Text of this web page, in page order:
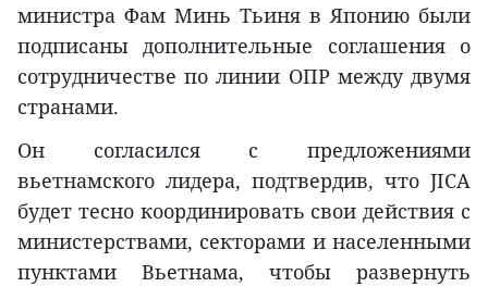
министра Фам Минь Тьиня в Японию были
подписаны дополнительные соглашения о
сотрудничестве по линии ОПР между двумя
странами.
Он согласился с предложениями
вьетнамского лидера, подтвердив, что JICA
будет тесно координировать свои действия с
министерствами, секторами и населенными
пунктами Вьетнама, чтобы развернуть